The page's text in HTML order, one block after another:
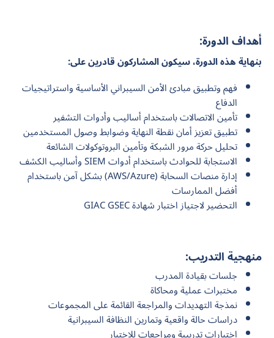
أهداف الدورة:
بنهاية هذه الدورة، سيكون المشاركون قادرين على:
فهم وتطبيق مبادئ الأمن السيبراني الأساسية واستراتيجيات
الدفاع
تأمين الاتصالات باستخدام أساليب وأدوات التشفير
تطبيق تعزيز أمان نقطة النهاية وضوابط وصول المستخدمين
تحليل حركة مرور الشبكة وتأمين البروتوكولات الشائعة
الاستجابة للحوادث باستخدام أدوات SIEM وأساليب الكشف
إدارة منصات السحابة (AWS/Azure) بشكل آمن باستخدام
أفضل الممارسات
التحضير لاجتياز اختبار شهادة GIAC GSEC
منهجية التدريب:
جلسات بقيادة المدرب
مختبرات عملية ومحاكاة
نمذجة التهديدات والمراجعة القائمة على المجموعات
دراسات حالة واقعية وتمارين النظافة السيبرانية